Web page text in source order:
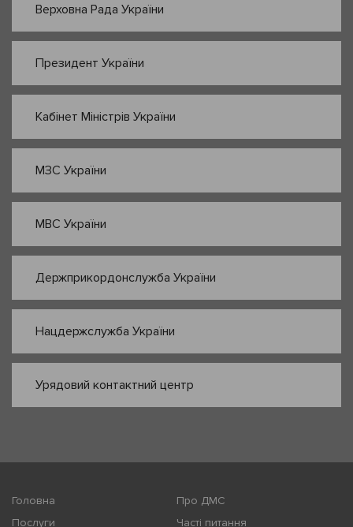
Верховна Рада України
Президент України
Кабінет Міністрів України
МЗС України
МВС України
Держприкордонслужба України
Нацдержслужба України
Урядовий контактний центр
Головна
Про ДМС
Послуги
Часті питання